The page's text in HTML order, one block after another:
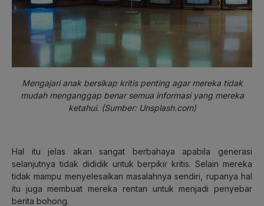
Mengajari anak bersikap kritis penting agar mereka tidak
mudah menganggap benar semua informasi yang mereka
ketahui. (Sumber: Unsplash.com)
Hal itu jelas akan sangat berbahaya apabila generasi
selanjutnya tidak dididik untuk berpikir kritis. Selain mereka
tidak mampu menyelesaikan masalahnya sendiri, rupanya hal
itu juga membuat mereka rentan untuk menjadi penyebar
berita bohong.